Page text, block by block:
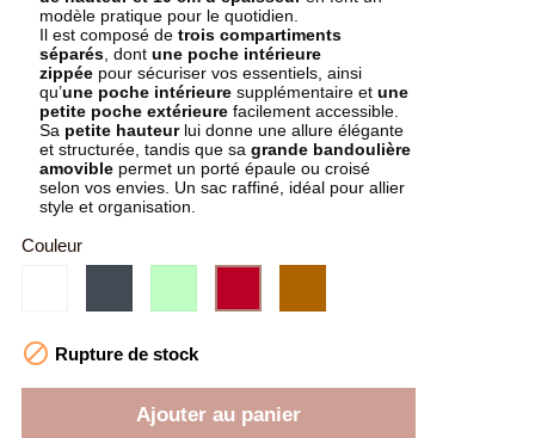
modèle pratique pour le quotidien.
Il est composé de trois compartiments
séparés, dont une poche intérieure
zippéepour sécuriser vos essentiels, ainsi
qu’une poche intérieuresupplémentaire et une
petite poche extérieurefacilement accessible.
Sa petite hauteurlui donne une allure élégante
et structurée, tandis que sa grande bandoulière
amoviblepermet un porté épaule ou croisé
selon vos envies. Un sac raffiné, idéal pour allier
style et organisation.
Couleur
 Rupture de stock
Ajouter au panier